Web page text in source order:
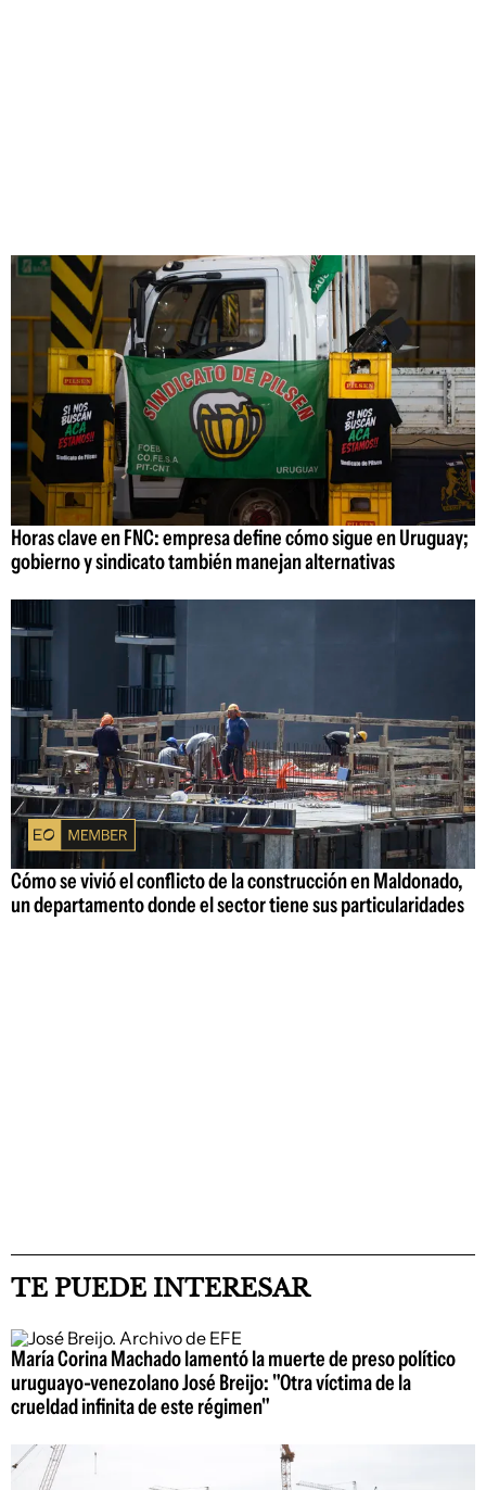
Horas clave en FNC: empresa define cómo sigue en Uruguay;
gobierno y sindicato también manejan alternativas
Cómo se vivió el conflicto de la construcción en Maldonado,
un departamento donde el sector tiene sus particularidades
TE PUEDE INTERESAR
María Corina Machado lamentó la muerte de preso político
uruguayo-venezolano José Breijo: "Otra víctima de la
crueldad infinita de este régimen"